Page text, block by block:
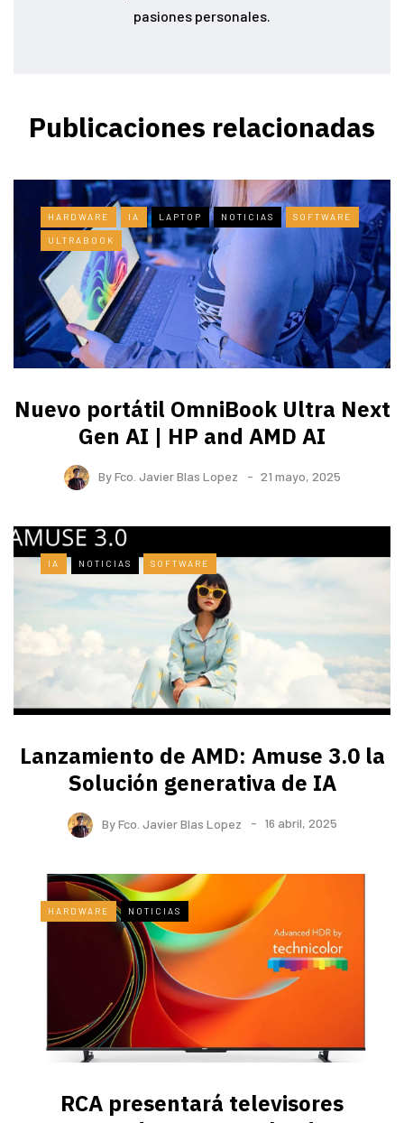
pasiones personales.
Publicaciones relacionadas
HARDWARE IA LAPTOP NOTICIAS SOFTWARE
ULTRABOOK
Nuevo portátil OmniBook Ultra ​Next
Gen AI | HP and AMD AI
ByFco. Javier Blas Lopez 21 mayo, 2025
IA NOTICIAS SOFTWARE
Lanzamiento de AMD: Amuse 3.0 la
Solución generativa de IA
ByFco. Javier Blas Lopez 16 abril, 2025
HARDWARE NOTICIAS
RCA presentará televisores